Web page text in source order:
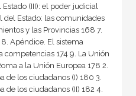
(III): el poder judicial
del Estado: las comunidades
y las Provincias 168 7.
Apéndice. El sistema
competencias 174 9. La Unión
a la Unión Europea 178 2.
de los ciudadanos (I) 180 3.
de los ciudadanos (II) 182 4.